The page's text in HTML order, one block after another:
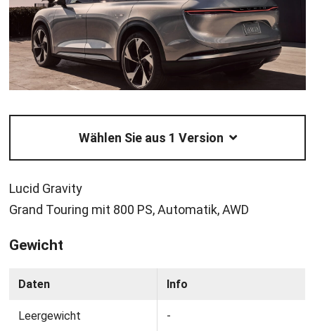
Lucid Gravity
Grand Touring mit 800 PS, Automatik, AWD
Gewicht
Daten Info
Leergewicht -